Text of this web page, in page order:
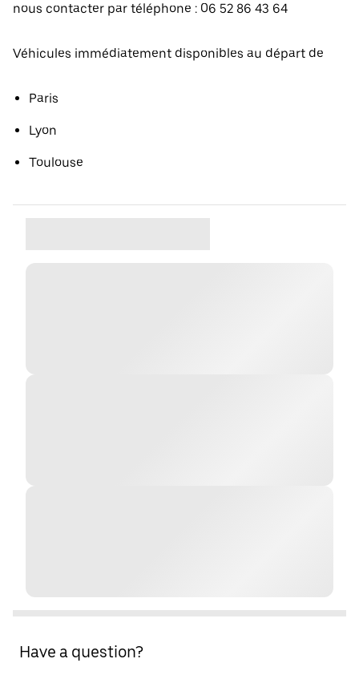
nous contacter par téléphone : 06 52 86 43 64
Véhicules immédiatement disponibles au départ de
Paris
Lyon
Toulouse
Have a question?